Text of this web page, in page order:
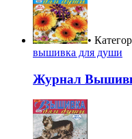
•
вышивка для души
Журнал